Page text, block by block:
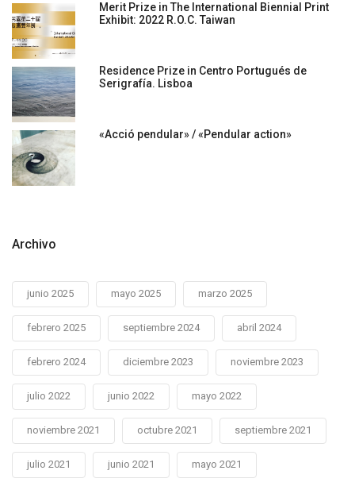
Merit Prize in The International Biennial Print
Exhibit: 2022 R.O.C. Taiwan
Residence Prize in Centro Portugués de
Serigrafía. Lisboa
«Acció pendular» / «Pendular action»
Archivo
junio 2025 mayo 2025 marzo 2025
febrero 2025 septiembre 2024 abril 2024
febrero 2024 diciembre 2023 noviembre 2023
julio 2022 junio 2022 mayo 2022
noviembre 2021 octubre 2021 septiembre 2021
julio 2021 junio 2021 mayo 2021